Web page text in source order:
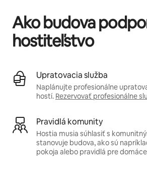
Ako budova
hostiteľstvo
Upratovacia služba
Naplánujte profesionálne
hostí. Rezervovať profesionálne
Pravidlá komunity
Hostia musia súhlasiť s
stanovuje budova, ako sú
pokoja alebo pravidlá pre